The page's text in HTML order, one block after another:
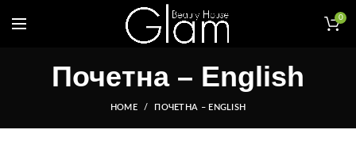
0
Почетна – English
HOME ПОЧЕТНА – ENGLISH